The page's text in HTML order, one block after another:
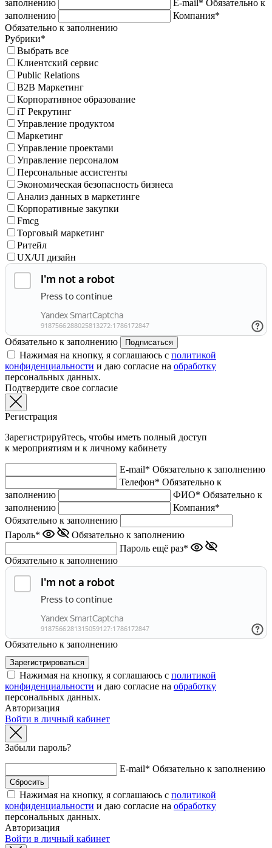
заполнению E-mail* Обязательно к
заполнению
Компания*
Обязательно к заполнению
Рубрики*
Выбрать все
Клиентский сервис
Public Relations
B2B Маркетинг
Корпоративное образование
iT Рекрутинг
Управление продуктом
Маркетинг
Управление проектами
Управление персоналом
Персональные ассистенты
Экономическая безопасность бизнеса
Анализ данных в маркетинге
Корпоративные закупки
Fmcg
Торговый маркетинг
Ритейл
UX/UI дизайн
Обязательно к заполнению Подписаться
Нажимая на кнопку, я соглашаюсь с политикой
конфиденциальности и даю согласие на обработку
персональных данных.
Подтвердите свое согласие
Регистрация
Зарегистрируйтесь, чтобы иметь полный доступ
к мероприятиям и к личному кабинету
E-mail* Обязательно к заполнению
Телефон* Обязательно к
заполнению
ФИО* Обязательно к
заполнению
Компания*
Обязательно к заполнению
Пароль*
Обязательно к заполнению
Пароль ещё раз*
Обязательно к заполнению
Обязательно к заполнению
Нажимая на кнопку, я соглашаюсь с политикой
конфиденциальности и даю согласие на обработку
персональных данных.
Авторизация
Войти в личный кабинет
Забыли пароль?
E-mail* Обязательно к заполнению
Нажимая на кнопку, я соглашаюсь с политикой
конфиденциальности и даю согласие на обработку
персональных данных.
Авторизация
Войти в личный кабинет